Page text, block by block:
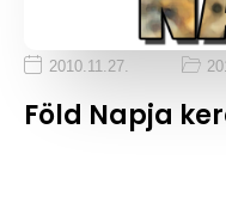
2010.11.27.
Föld Napja